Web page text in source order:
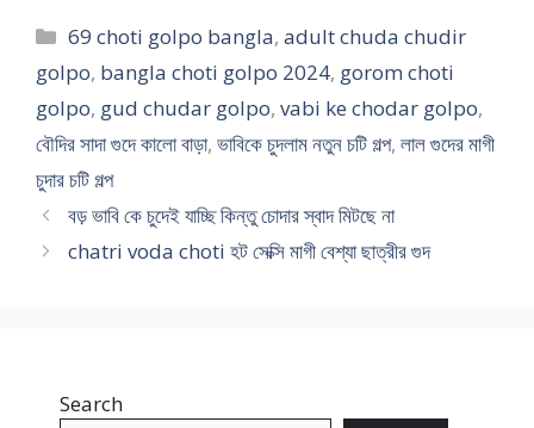
Categories
69 choti golpo bangla,adult chuda chudir
golpo, bangla choti golpo 2024, gorom choti
golpo, gud chudar golpo, vabi ke chodar golpo,
বৌদির সাদা গুদে কালো বাড়া, ভাবিকে চুদলাম নতুন চটি গল্প, লাল গুদের মাগী
চুদার চটি গল্প
বড় ভাবি কে চুদেই যাচ্ছি কিন্তু চোদার স্বাদ মিটছে না
chatri voda choti হট সেক্সি মাগী বেশ্যা ছাত্রীর গুদ
Search